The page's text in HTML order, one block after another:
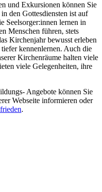
und Exkursionen können Sie
den Gottesdiensten ist auf
Seelsorger:innen lernen in
Menschen führen, stets
Kirchenjahr bewusst erleben
kennenlernen. Auch die
Kirchenräume halten viele
viele Gelegenheiten, ihre
Angebote können Sie
Webseite informieren oder
.